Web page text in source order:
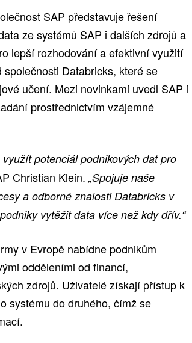
SAP představuje řešení
ze systémů SAP i dalších zdrojů a
lepší rozhodování a efektivní využití
Databricks, které se
učení. Mezi novinkami uvedl SAP i
prostřednictvím vzájemné
potenciál podnikových dat pro
Christian Klein. „Spojuje naše
a odborné znalosti Databricks v
vytěžit data více než kdy dřív.“
v Evropě nabídne podnikům
odděleními od financí,
zdrojů. Uživatelé získají přístup k
systému do druhého, čímž se